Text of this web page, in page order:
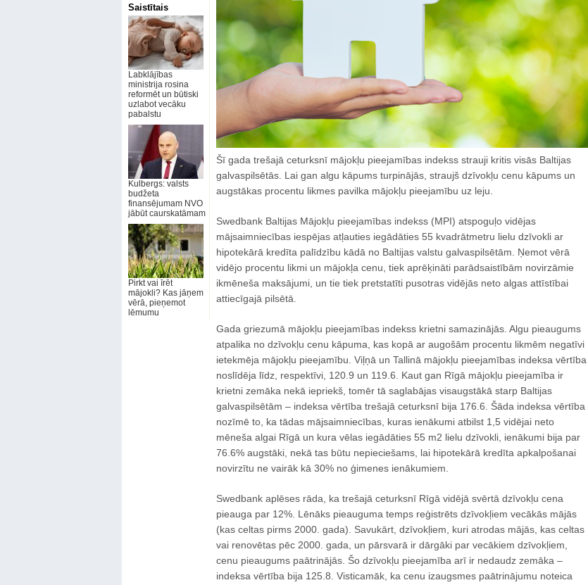
Saistītais
Labklājības
ministrija rosina
reformēt un būtiski
uzlabot vecāku
pabalstu
Kulbergs: valsts
budžeta
finansējumam NVO
jābūt caurskatāmam
Pirkt vai īrēt
mājokli? Kas jāņem
vērā, pieņemot
lēmumu
Šī gada trešajā ceturksnī mājokļu pieejamības indekss strauji kritis visās Baltijas
galvaspilsētās. Lai gan algu kāpums turpinājās, straujš dzīvokļu cenu kāpums un
augstākas procentu likmes pavilka mājokļu pieejamību uz leju.
Swedbank Baltijas Mājokļu pieejamības indekss (MPI) atspoguļo vidējas
mājsaimniecības iespējas atļauties iegādāties 55 kvadrātmetru lielu dzīvokli ar
hipotekārā kredīta palīdzību kādā no Baltijas valstu galvaspilsētām. Ņemot vērā
vidējo procentu likmi un mājokļa cenu, tiek aprēķināti parādsaistībām novirzāmie
ikmēneša maksājumi, un tie tiek pretstatīti pusotras vidējās neto algas attīstībai
attiecīgajā pilsētā.
Gada griezumā mājokļu pieejamības indekss krietni samazinājās. Algu pieaugums
atpalika no dzīvokļu cenu kāpuma, kas kopā ar augošām procentu likmēm negatīvi
ietekmēja mājokļu pieejamību. Viļņā un Tallinā mājokļu pieejamības indeksa vērtība
noslīdēja līdz, respektīvi, 120.9 un 119.6. Kaut gan Rīgā mājokļu pieejamība ir
krietni zemāka nekā iepriekš, tomēr tā saglabājas visaugstākā starp Baltijas
galvaspilsētām – indeksa vērtība trešajā ceturksnī bija 176.6. Šāda indeksa vērtība
nozīmē to, ka tādas mājsaimniecības, kuras ienākumi atbilst 1,5 vidējai neto
mēneša algai Rīgā un kura vēlas iegādāties 55 m2 lielu dzīvokli, ienākumi bija par
76.6% augstāki, nekā tas būtu nepieciešams, lai hipotekārā kredīta apkalpošanai
novirzītu ne vairāk kā 30% no ģimenes ienākumiem.
Swedbank aplēses rāda, ka trešajā ceturksnī Rīgā vidējā svērtā dzīvokļu cena
pieauga par 12%. Lēnāks pieauguma temps reģistrēts dzīvokļiem vecākās mājās
(kas celtas pirms 2000. gada). Savukārt, dzīvokļiem, kuri atrodas mājās, kas celtas
vai renovētas pēc 2000. gada, un pārsvarā ir dārgāki par vecākiem dzīvokļiem,
cenu pieaugums paātrinājās. Šo dzīvokļu pieejamība arī ir nedaudz zemāka –
indeksa vērtība bija 125.8. Visticamāk, ka cenu izaugsmes paātrinājumu noteica